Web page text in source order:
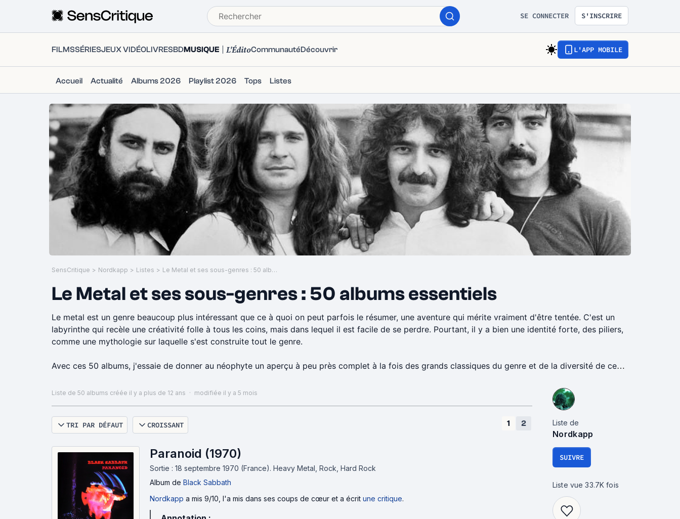
SE CONNECTER S'INSCRIRE
FILMSSÉRIESJEUX VIDÉOLIVRESBDMUSIQUE L'ÉditoCommunautéDécouvrir L'APP MOBILE
Accueil Actualité Albums 2026 Playlist 2026 Tops Listes
SensCritique > Nordkapp > Listes > Le Metal et ses sous-genres : 50 albums essentiels
Le Metal et ses sous-genres : 50 albums essentiels
Le metal est un genre beaucoup plus intéressant que ce à quoi on peut parfois le résumer, une aventure qui mérite vraiment d'être tentée. C'est un
labyrinthe qui recèle une créativité folle à tous les coins, mais dans lequel il est facile de se perdre. Pourtant, il y a bien une identité forte, des piliers,
comme une mythologie sur laquelle s'est construite tout le genre.
Avec ces 50 albums, j'essaie de donner au néophyte un aperçu à peu près complet à la fois des grands classiques du genre et de la diversité de ce
Le plus simple est de commencer par le début, les bases qui sont très faciles d'écoute (mais non moins géniales), pour éventuellement ensuite
creuser tel ou tel courant grâce aux liens en commentaires.
N'hésitez pas à me demander des précisions, ainsi qu'à tous les gens (géniaux cela va sans dire) qui m'ont aidé à bâtir cette liste !
Liste de 50 albums créée il y a plus de 12 ans · modifiée il y a 5 mois
TRI PAR DÉFAUT CROISSANT 1 2
Paranoid (1970)
Sortie : 18 septembre 1970 (France). Heavy Metal, Rock, Hard Rock
Album de Black Sabbath
Nordkapp a mis 9/10, l'a mis dans ses coups de cœur et a écrit une critique.
Liste de
Nordkapp
SUIVRE
Liste vue33.7K fois